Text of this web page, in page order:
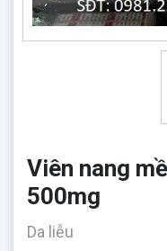
Viên nang
500mg
Da liễu